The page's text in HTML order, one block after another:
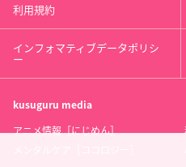
利用規約
インフォマティブデータポリシ
ー
kusuguru media
アニメ情報［にじめん］